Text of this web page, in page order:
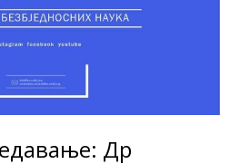
Др